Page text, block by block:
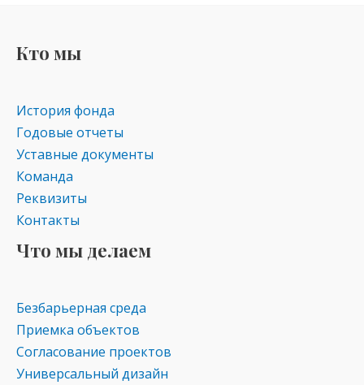
Кто мы
История фонда
Годовые отчеты
Уставные документы
Команда
Реквизиты
Контакты
Что мы делаем
Безбарьерная среда
Приемка объектов
Согласование проектов
Универсальный дизайн